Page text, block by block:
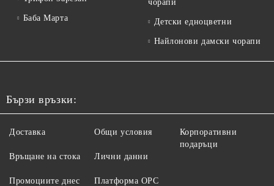
Баба Марта
чорапи
Детски едноцветни
Найлонови дамски чорапи
Бързи връзки:
Доставка
Връщане на стока
Промоциите днес
Общи условия
Лични данни
Платформа ОРС
Корпоративни
подаръци